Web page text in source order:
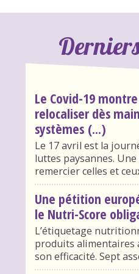
Le Covid-19
relocaliser dès
systèmes (...)
Le 17 avril est la
luttes paysannes. Une
remercier celles et
Une pétition
le Nutri-Score
L’étiquetage
produits alimentaires
son efficacité. Sept